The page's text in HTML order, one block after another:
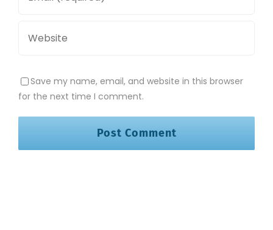
Save my name, email, and website in this browser
for the next time I comment.